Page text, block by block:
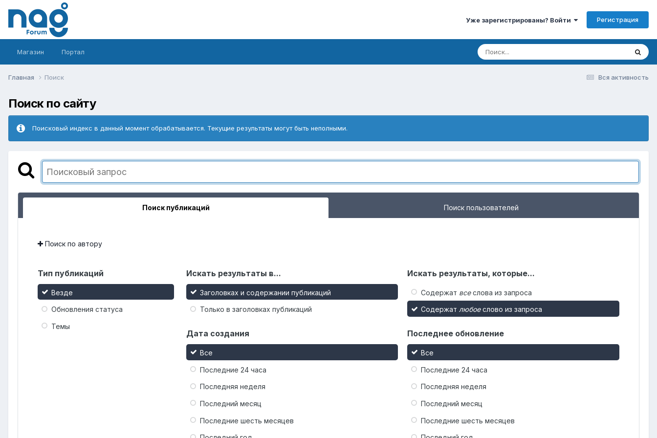
Уже зарегистрированы? Войти Регистрация
Магазин Портал
Вся активность
Главная Поиск
Поиск по сайту
Поисковый индекс в данный момент обрабатывается. Текущие результаты могут быть неполными.
Поиск публикаций Поиск пользователей
Поиск по автору
Тип публикаций
Везде
Обновления статуса
Темы
Искать результаты в...
Заголовках и содержании публикаций
Только в заголовках публикаций
Искать результаты, которые...
Содержат всеслова из запроса
Содержат любоеслово из запроса
Дата создания
Все
Последние 24 часа
Последняя неделя
Последний месяц
Последние шесть месяцев
Последнее обновление
Все
Последние 24 часа
Последняя неделя
Последний месяц
Последние шесть месяцев